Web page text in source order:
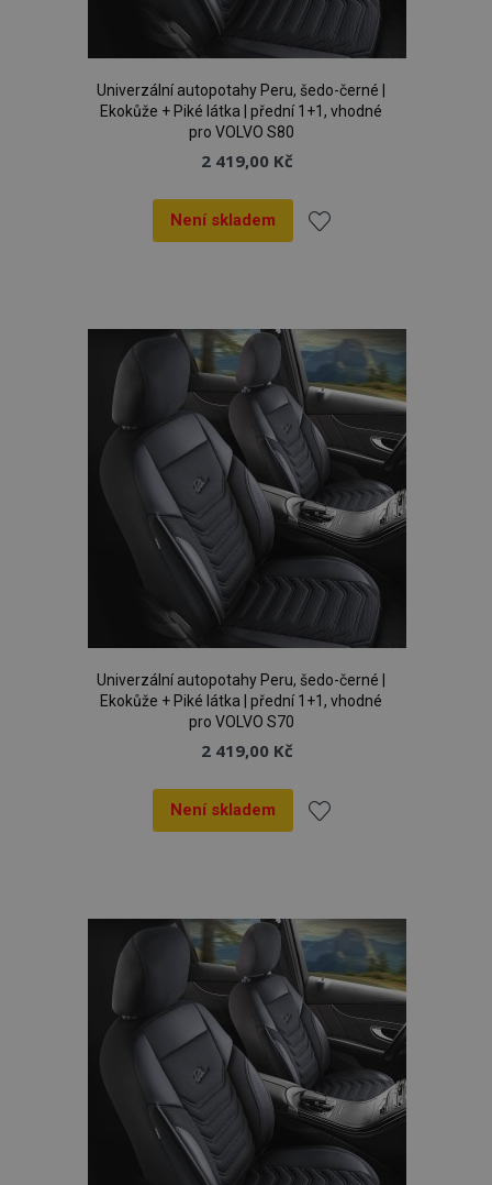
Univerzální autopotahy Peru, šedo-černé |
Ekokůže + Piké látka | přední 1+1, vhodné
pro VOLVO S80
2 419,00 Kč
Není skladem
oblíbeným
Univerzální autopotahy Peru, šedo-černé |
Ekokůže + Piké látka | přední 1+1, vhodné
pro VOLVO S70
2 419,00 Kč
Není skladem
oblíbeným